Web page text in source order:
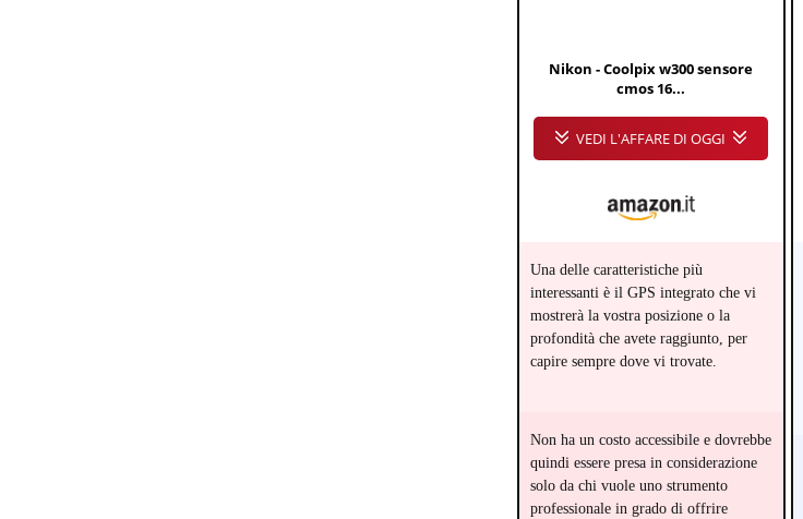
Nikon - Coolpix w300 sensore
cmos 16...
VEDI L'AFFARE DI OGGI
Una delle caratteristiche più
interessanti è il GPS integrato che vi
mostrerà la vostra posizione o la
profondità che avete raggiunto, per
capire sempre dove vi trovate.
Non ha un costo accessibile e dovrebbe
quindi essere presa in considerazione
solo da chi vuole uno strumento
professionale in grado di offrire